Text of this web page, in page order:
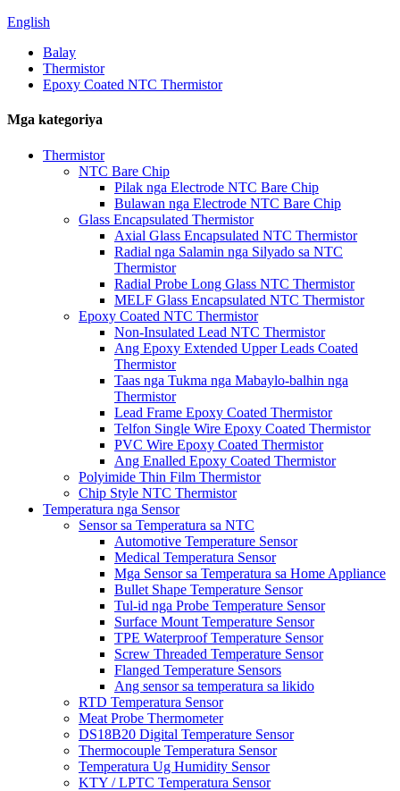
English
Balay
Thermistor
Epoxy Coated NTC Thermistor
Mga kategoriya
Thermistor
NTC Bare Chip
Pilak nga Electrode NTC Bare Chip
Bulawan nga Electrode NTC Bare Chip
Glass Encapsulated Thermistor
Axial Glass Encapsulated NTC Thermistor
Radial nga Salamin nga Silyado sa NTC
Thermistor
Radial Probe Long Glass NTC Thermistor
MELF Glass Encapsulated NTC Thermistor
Epoxy Coated NTC Thermistor
Non-Insulated Lead NTC Thermistor
Ang Epoxy Extended Upper Leads Coated
Thermistor
Taas nga Tukma nga Mabaylo-balhin nga
Thermistor
Lead Frame Epoxy Coated Thermistor
Telfon Single Wire Epoxy Coated Thermistor
PVC Wire Epoxy Coated Thermistor
Ang Enalled Epoxy Coated Thermistor
Polyimide Thin Film Thermistor
Chip Style NTC Thermistor
Temperatura nga Sensor
Sensor sa Temperatura sa NTC
Automotive Temperature Sensor
Medical Temperatura Sensor
Mga Sensor sa Temperatura sa Home Appliance
Bullet Shape Temperature Sensor
Tul-id nga Probe Temperature Sensor
Surface Mount Temperature Sensor
TPE Waterproof Temperature Sensor
Screw Threaded Temperature Sensor
Flanged Temperature Sensors
Ang sensor sa temperatura sa likido
RTD Temperatura Sensor
Meat Probe Thermometer
DS18B20 Digital Temperature Sensor
Thermocouple Temperatura Sensor
Temperatura Ug Humidity Sensor
KTY / LPTC Temperatura Sensor